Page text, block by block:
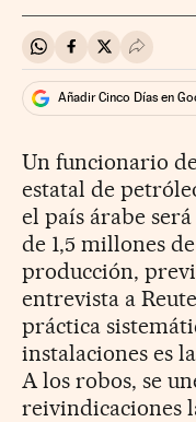
Compartir en
Compartir en
Compartir
Añadir Cinco Días en
Un funcionario
estatal de
el país árabe
de 1,5 millones
producción,
entrevista a
práctica
instalaciones es
A los robos, se
reivindicaciones